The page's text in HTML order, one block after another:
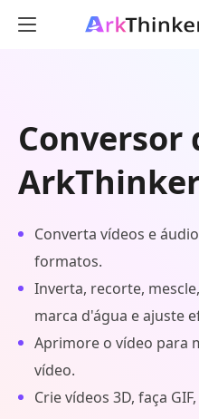
Conversor
Converta vídeos e
formatos.
Inverta, recorte,
marca d'água e ajuste
Aprimore o vídeo para
vídeo.
Crie vídeos 3D, faça